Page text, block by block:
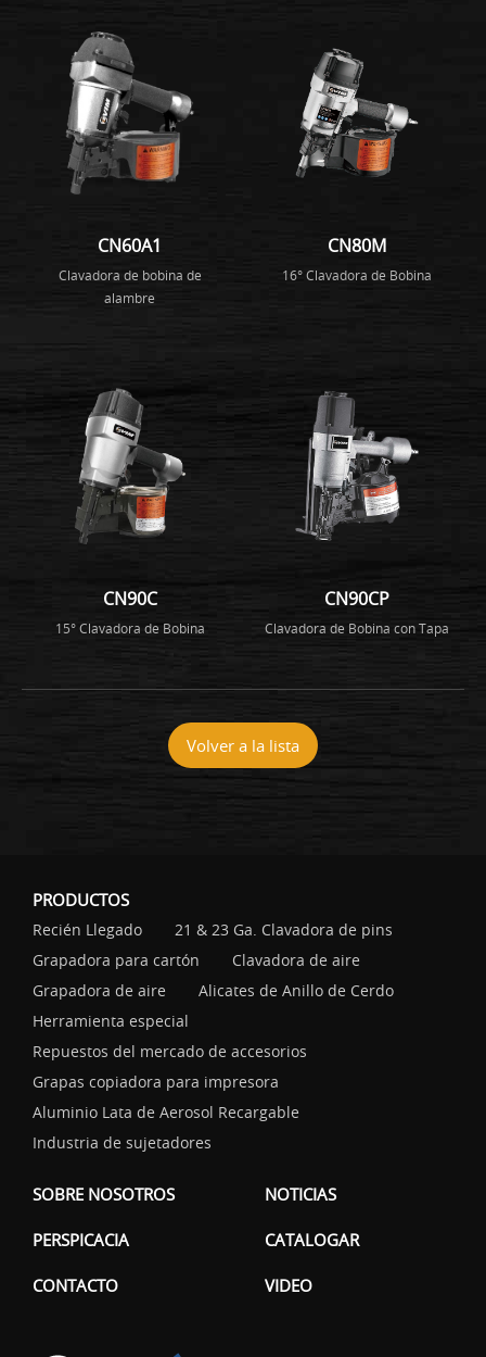
CN60A1
Clavadora de bobina de
alambre
CN80M
16° Clavadora de Bobina
CN90C
15° Clavadora de Bobina
CN90CP
Clavadora de Bobina con Tapa
Volver a la lista
PRODUCTOS
Recién Llegado
21 & 23 Ga. Clavadora de pins
Grapadora para cartón
Clavadora de aire
Grapadora de aire
Alicates de Anillo de Cerdo
Herramienta especial
Repuestos del mercado de accesorios
Grapas copiadora para impresora
Aluminio Lata de Aerosol Recargable
Industria de sujetadores
SOBRE NOSOTROS NOTICIAS
PERSPICACIA CATALOGAR
CONTACTO VIDEO